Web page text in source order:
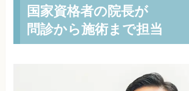
国家資格者の院長が
問診から施術まで担当